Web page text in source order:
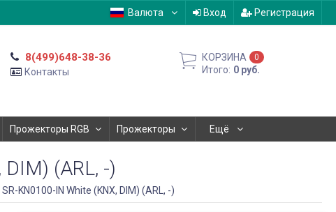
Валюта Вход Регистрация
8(499)648-38-36
Контакты
КОРЗИНА 0
Итого: 0 руб.
Прожекторы RGB Прожекторы Ещё
(ARL, -)
KN0100-IN White (KNX, DIM) (ARL, -)